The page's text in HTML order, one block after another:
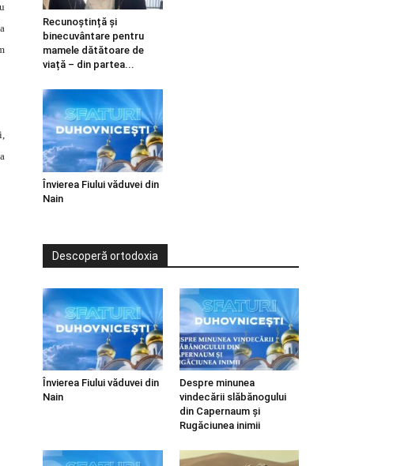
Recunoștință și
binecuvântare pentru
mamele dătătoare de
viață – din partea...
Învierea Fiului văduvei din
Nain
Descoperă ortodoxia
Învierea Fiului văduvei din
Nain
Despre minunea
vindecării slăbănogului
din Capernaum și
Rugăciunea inimii